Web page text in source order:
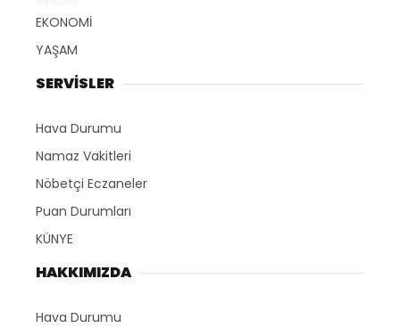
EKONOMİ
YAŞAM
SERVİSLER
Hava Durumu
Namaz Vakitleri
Nöbetçi Eczaneler
Puan Durumları
KÜNYE
HAKKIMIZDA
Hava Durumu